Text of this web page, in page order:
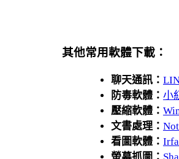
其他常用軟體下載：
聊天通訊：
防毒軟體： 小
壓縮軟體：
文書處理：
看圖軟體：